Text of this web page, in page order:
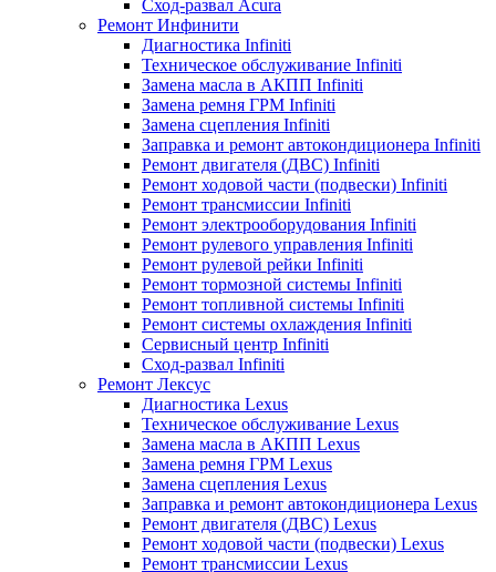
Сход-развал Acura
Ремонт Инфинити
Диагностика Infiniti
Техническое обслуживание Infiniti
Замена масла в АКПП Infiniti
Замена ремня ГРМ Infiniti
Замена сцепления Infiniti
Заправка и ремонт автокондиционера Infiniti
Ремонт двигателя (ДВС) Infiniti
Ремонт ходовой части (подвески) Infiniti
Ремонт трансмиссии Infiniti
Ремонт электрооборудования Infiniti
Ремонт рулевого управления Infiniti
Ремонт рулевой рейки Infiniti
Ремонт тормозной системы Infiniti
Ремонт топливной системы Infiniti
Ремонт системы охлаждения Infiniti
Сервисный центр Infiniti
Сход-развал Infiniti
Ремонт Лексус
Диагностика Lexus
Техническое обслуживание Lexus
Замена масла в АКПП Lexus
Замена ремня ГРМ Lexus
Замена сцепления Lexus
Заправка и ремонт автокондиционера Lexus
Ремонт двигателя (ДВС) Lexus
Ремонт ходовой части (подвески) Lexus
Ремонт трансмиссии Lexus